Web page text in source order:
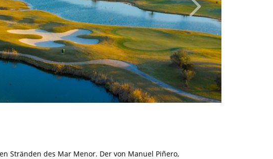
Stränden des Mar Menor. Der von Manuel Piñero,